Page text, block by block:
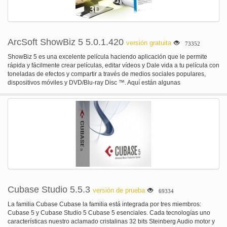
ArcSoft ShowBiz 5 5.0.1.420 versión gratuita 73352
ShowBiz 5 es una excelente película haciendo aplicación que le permite
rápida y fácilmente crear películas, editar vídeos y Dale vida a tu película con
toneladas de efectos y compartir a través de medios sociales populares,
dispositivos móviles y DVD/Blu-ray Disc ™. Aquí están algunas
integradas perfecta cada fotograma de la película. Añadir efectos, textos,
transiciones, títulos o incluso narración para hacer su película una obra
maestra. Ajustar colores cambiando el tono, saturación, brillo y contraste.
Aplique la herramienta anti-sacudiendo para una reproducción más fluida.
Utilice la herramienta Denoise para reducir el nivel de ruido en un vídeo.
Usar Flip & gire a la posición correcta y cultivos & Trim para deshacerse de
las partes no deseadas. 2. Storyboard y modo de línea de tiempo del
espectáculo 5 incluye un guión gráfico y la línea de tiempo modo. Organizar
los clips y fotos, añadir una transición, drop en efectos y música en modo
punto preciso. Ocultar una pista para centrarse en una capa específica y
silenciar el audio en el modo de línea de tiempo. Miniaturas y pantalla
ajustable permite para una fácil visualización de varias pistas y sus archivos
de origen. 3. 3D creación y distribución de crear y editar imágenes 3D
capturados en sus formatos 3D cámaras, videocámaras o cámaras web de
Cubase Studio 5.5.3 versión de prueba 69334
La familia Cubase Cubase la familia está integrada por tres miembros:
Cubase 5 y Cubase Studio 5 Cubase 5 esenciales. Cada tecnologías uno
características nuestro aclamado cristalinas 32 bits Steinberg Audio motor y